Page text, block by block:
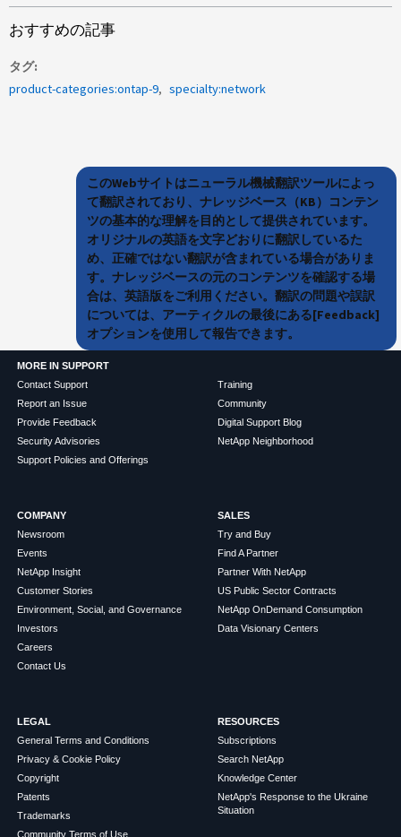
おすすめの記事
タグ
product-categories:ontap-9
specialty:network
このWebサイトはニューラル機械翻訳ツールによっ
て翻訳されており、ナレッジベース（KB）コンテン
ツの基本的な理解を目的として提供されています。
オリジナルの英語を文字どおりに翻訳しているた
め、正確ではない翻訳が含まれている場合がありま
す。ナレッジベースの元のコンテンツを確認する場
合は、英語版をご利用ください。翻訳の問題や誤訳
については、アーティクルの最後にある[Feedback]
オプションを使用して報告できます。
MORE IN SUPPORT
Contact Support
Report an Issue
Provide Feedback
Security Advisories
Support Policies and Offerings
Training
Community
Digital Support Blog
NetApp Neighborhood
COMPANY
Newsroom
Events
NetApp Insight
Customer Stories
Environment, Social, and Governance
Investors
Careers
Contact Us
SALES
Try and Buy
Find A Partner
Partner With NetApp
US Public Sector Contracts
NetApp OnDemand Consumption
Data Visionary Centers
LEGAL
General Terms and Conditions
Privacy & Cookie Policy
Copyright
Patents
Trademarks
Community Terms of Use
RESOURCES
Subscriptions
Search NetApp
Knowledge Center
NetApp's Response to the Ukraine
Situation